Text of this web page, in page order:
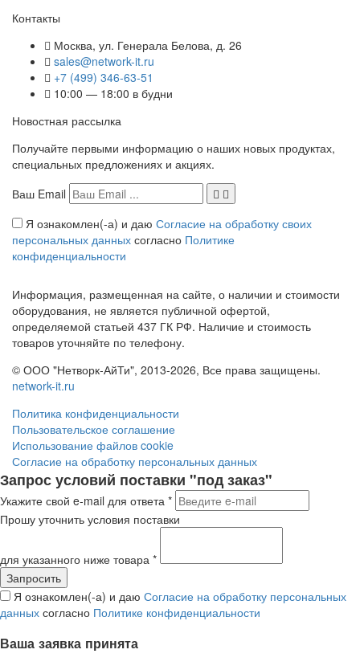
Контакты
Москва, ул. Генерала Белова, д. 26
sales@network-it.ru
+7 (499) 346-63-51
10:00 — 18:00 в будни
Новостная рассылка
Получайте первыми информацию о наших новых продуктах,
специальных предложениях и акциях.
Ваш Email
Я ознакомлен(-а) и даю Согласие на обработку своих
персональных данных согласно Политике
конфиденциальности
Информация, размещенная на сайте, о наличии и стоимости
оборудования, не является публичной офертой,
определяемой статьей 437 ГК РФ. Наличие и стоимость
товаров уточняйте по телефону.
© ООО "Нетворк-АйТи", 2013-2026, Все права защищены.
network-it.ru
Политика конфиденциальности
Пользовательское соглашение
Использование файлов cookie
Согласие на обработку персональных данных
Запрос условий поставки "под заказ"
Укажите свой e-mail для ответа *
Прошу уточнить условия поставки
для указанного ниже товара *
Я ознакомлен(-а) и даю Согласие на обработку персональных
данных согласно Политике конфиденциальности
Ваша заявка принята